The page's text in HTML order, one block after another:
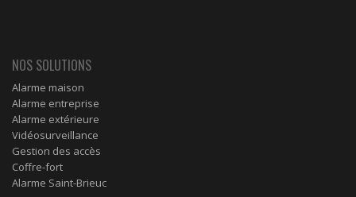
NOS SOLUTIONS
Alarme maison
Alarme entreprise
Alarme extérieure
Vidéosurveillance
Gestion des accès
Coffre-fort
Alarme Saint-Brieuc